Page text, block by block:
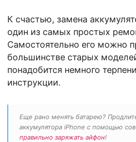
К счастью, замена
один из самых простых
Самостоятельно его можно
большинстве старых
понадобится немного
инструкции.
Еще рано менять батарею?
аккумулятора iPhone с помощью
правильно заряжать айфон!